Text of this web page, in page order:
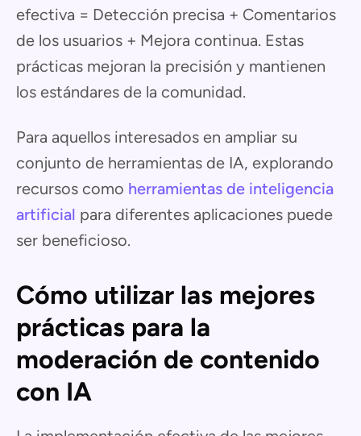
efectiva = Detección precisa + Comentarios
de los usuarios + Mejora continua. Estas
prácticas mejoran la precisión y mantienen
los estándares de la comunidad.
Para aquellos interesados en ampliar su
conjunto de herramientas de IA, explorando
recursos como herramientas de inteligencia
artificial para diferentes aplicaciones puede
ser beneficioso.
Cómo utilizar las mejores
prácticas para la
moderación de contenido
con IA